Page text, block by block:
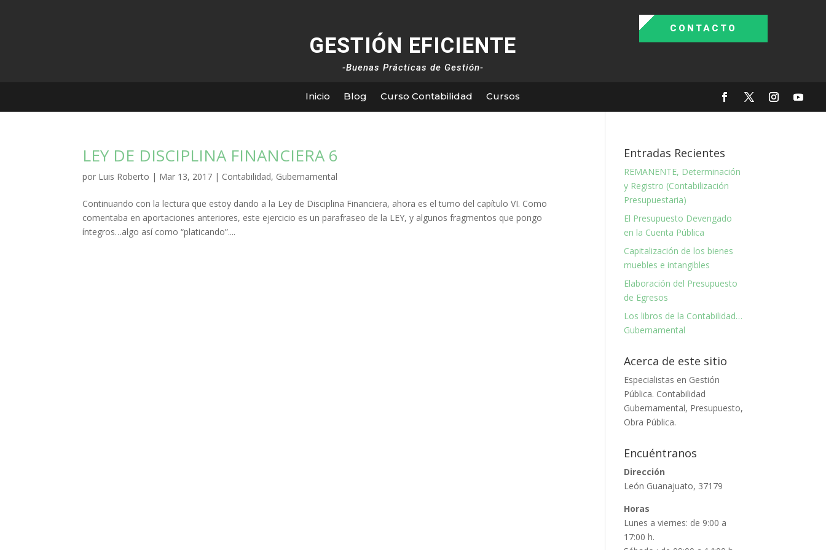
GESTIÓN EFICIENTE
-Buenas Prácticas de Gestión-
CONTACTO
Inicio Blog Curso Contabilidad Cursos
LEY DE DISCIPLINA FINANCIERA 6
por Luis Roberto | Mar 13, 2017 | Contabilidad, Gubernamental
Continuando con la lectura que estoy dando a la Ley de Disciplina Financiera, ahora es el turno del capítulo VI. Como
comentaba en aportaciones anteriores, este ejercicio es un parafraseo de la LEY, y algunos fragmentos que pongo
íntegros…algo así como “platicando”....
Entradas Recientes
REMANENTE, Determinación
y Registro (Contabilización
Presupuestaria)
El Presupuesto Devengado
en la Cuenta Pública
Capitalización de los bienes
muebles e intangibles
Elaboración del Presupuesto
de Egresos
Los libros de la Contabilidad…
Gubernamental
Acerca de este sitio
Especialistas en Gestión
Pública. Contabilidad
Gubernamental, Presupuesto,
Obra Pública.
Encuéntranos
Dirección
León Guanajuato, 37179
Horas
Lunes a viernes: de 9:00 a
17:00 h.